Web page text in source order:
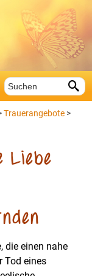

Trauerangebote >
Liebe
die einen nahe
Tod eines